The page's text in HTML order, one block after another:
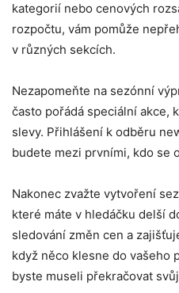
kategorií nebo cenových
rozpočtu, vám pomůže
v různých sekcích.
Nezapomeňte na sezónní
často pořádá speciální akce,
slevy. Přihlášení k odběru
budete mezi prvními, kdo se
Nakonec zvažte vytvoření
které máte v hledáčku delší
sledování změn cen a
když něco klesne do vašeho
byste museli překračovat